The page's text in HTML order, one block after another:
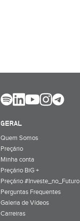
GERAL
Quem Somos
Preçário
Minha conta
Preçário BiG +
Preçário #Investe_no_Futuro
Perguntas Frequentes
Galeria de Vídeos
Carreiras